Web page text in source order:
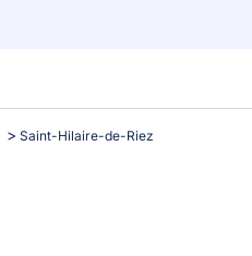
Saint-Hilaire-de-Riez